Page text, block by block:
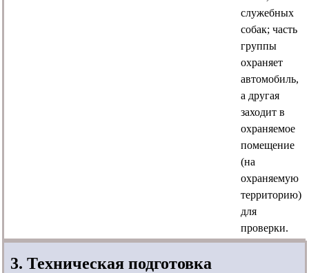
служебных
собак; часть
группы
охраняет
автомобиль,
а другая
заходит в
охраняемое
помещение
(на
охраняемую
территорию)
для
проверки.
3. Техническая подготовка